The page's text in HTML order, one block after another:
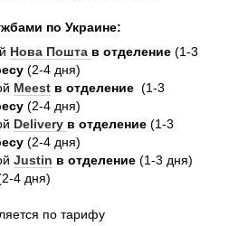
по Украине:
Нова Пошта в отделение (1-3
(2-4 дня)
Meest в отделение (1-3
(2-4 дня)
Delivery в отделение (1-3
(2-4 дня)
Justin в отделение (1-3 дня)
4 дня)
по тарифу